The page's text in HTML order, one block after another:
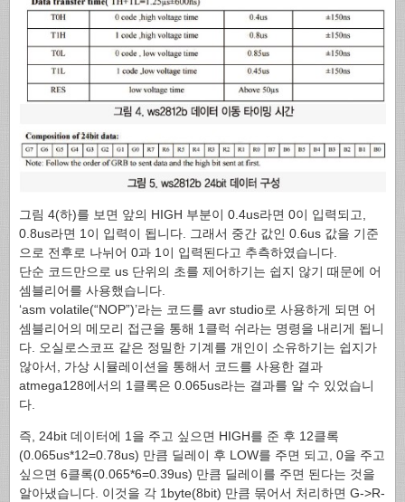
그림 4(하)를 보면 앞의 HIGH 부분이 0.4us라면 0이 입력되고,
0.8us라면 1이 입력이 됩니다. 그래서 중간 값인 0.6us 값을 기준
으로 전후로 나뉘어 0과 1이 입력된다고 추측하였습니다.
단순 코드만으로 us 단위의 초를 제어하기는 쉽지 않기 때문에 어
셈블리어를 사용했습니다.
‘asm volatile(“NOP”)’라는 코드를 avr studio로 사용하게 되면 어
셈블리어의 메모리 접근을 통해 1클럭 쉬라는 명령을 내리게 됩니
다. 오실로스코프 같은 정밀한 기계를 개인이 소유하기는 쉽지가
않아서, 가상 시뮬레이션을 통해서 코드를 사용한 결과
atmega128에서의 1클록은 0.065us라는 결과를 알 수 있었습니
다.
즉, 24bit 데이터에 1을 주고 싶으면 HIGH를 준 후 12클록
(0.065us*12=0.78us) 만큼 딜레이 후 LOW를 주면 되고, 0을 주고
싶으면 6클록(0.065*6=0.39us) 만큼 딜레이를 주면 된다는 것을
알아냈습니다. 이것을 각 1byte(8bit) 만큼 묶어서 처리하면 G->R-